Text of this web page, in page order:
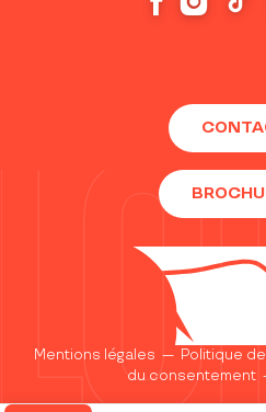
Mentions légales — Politique
du consentement